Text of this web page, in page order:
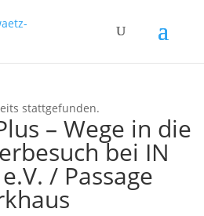
stattgefunden.
– Wege in die
bei IN
/ Passage